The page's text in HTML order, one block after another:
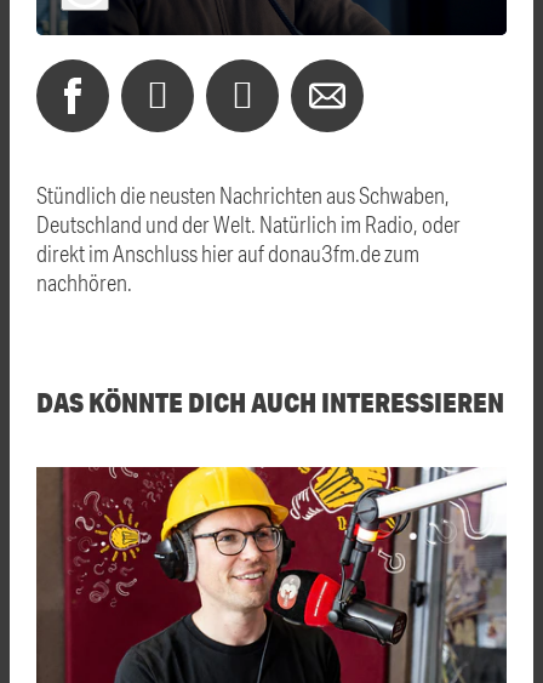
Stündlich die neusten Nachrichten aus Schwaben,
Deutschland und der Welt. Natürlich im Radio, oder
direkt im Anschluss hier auf donau3fm.de zum
nachhören.
DAS KÖNNTE DICH AUCH INTERESSIEREN